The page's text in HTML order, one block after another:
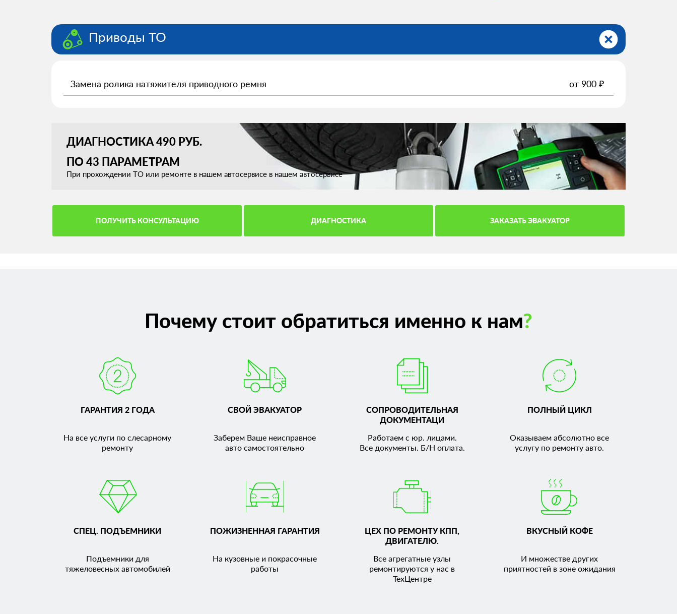
Приводы ТО
Замена ролика натяжителя приводного ремня от 900 ₽
ДИАГНОСТИКА 490 РУБ.
ПО 43 ПАРАМЕТРАМ
При прохождении ТО или ремонте в нашем автосервисе в нашем автосервисе
ПОЛУЧИТЬ КОНСУЛЬТАЦИЮ ДИАГНОСТИКА ЗАКАЗАТЬ ЭВАКУАТОР
Почему стоит обратиться именно к нам?
ГАРАНТИЯ 2 ГОДА
На все услуги по слесарному
ремонту
СВОЙ ЭВАКУАТОР
Заберем Ваше неисправное
авто самостоятельно
СОПРОВОДИТЕЛЬНАЯ
ДОКУМЕНТАЦИ
Работаем с юр. лицами.
Все документы. Б/Н оплата.
ПОЛНЫЙ ЦИКЛ
Оказываем абсолютно все
услугу по ремонту авто.
СПЕЦ. ПОДЪЕМНИКИ
Подъемники для
тяжеловесных автомобилей
ПОЖИЗНЕННАЯ ГАРАНТИЯ
На кузовные и покрасочные
работы
ЦЕХ ПО РЕМОНТУ КПП,
ДВИГАТЕЛЮ.
Все агрегатные узлы
ремонтируются у нас в
ТехЦентре
ВКУСНЫЙ КОФЕ
И множестве других
приятностей в зоне ожидания